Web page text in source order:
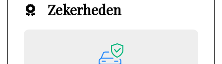
Zekerheden